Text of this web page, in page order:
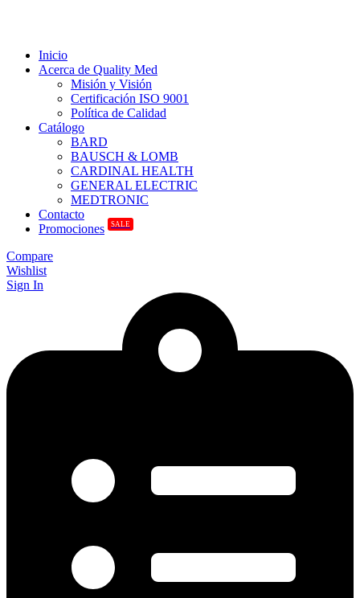
Inicio
Acerca de Quality Med
Misión y Visión
Certificación ISO 9001
Política de Calidad
Catálogo
BARD
BAUSCH & LOMB
CARDINAL HEALTH
GENERAL ELECTRIC
MEDTRONIC
Contacto
Promociones
SALE
Compare
Wishlist
Sign In